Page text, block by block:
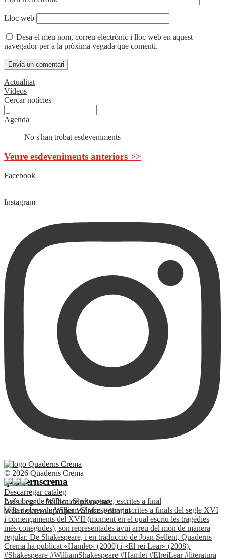
Lloc web
Desa el meu nom, correu electrònic i lloc web en aquest
navegador per a la pròxima vegada que comenti.
Actualitat
Vídeos
Cercar notícies
Agenda
No s'han trobat esdeveniments
Veure esdeveniments anteriors >>
Facebook
Instagram
quadernscrema
Les obres de William Shakespeare, escrites a final
© 2026 Quaderns Crema
Descarregar catàleg
Avís Legal·Política de privacitat
Web desenvolupat perWébico Editorial